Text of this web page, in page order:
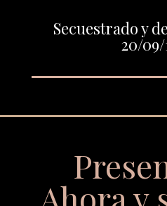
Secuestrado y
20/09/